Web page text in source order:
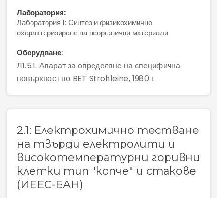
Лаборатория:
Лаборатория 1: Синтез и физикохимично
охарактеризиране на неорганични материали
Оборудване:
Л1.5.1. Апарат за определяне на специфична
повърхност по BET Strohleine, 1980 г.
2.1: Eлектрохимично тестване
на твърди електролити и
високотемпературни горивни
клетки тип "копче" и стакове
(ИЕЕС-БАН)